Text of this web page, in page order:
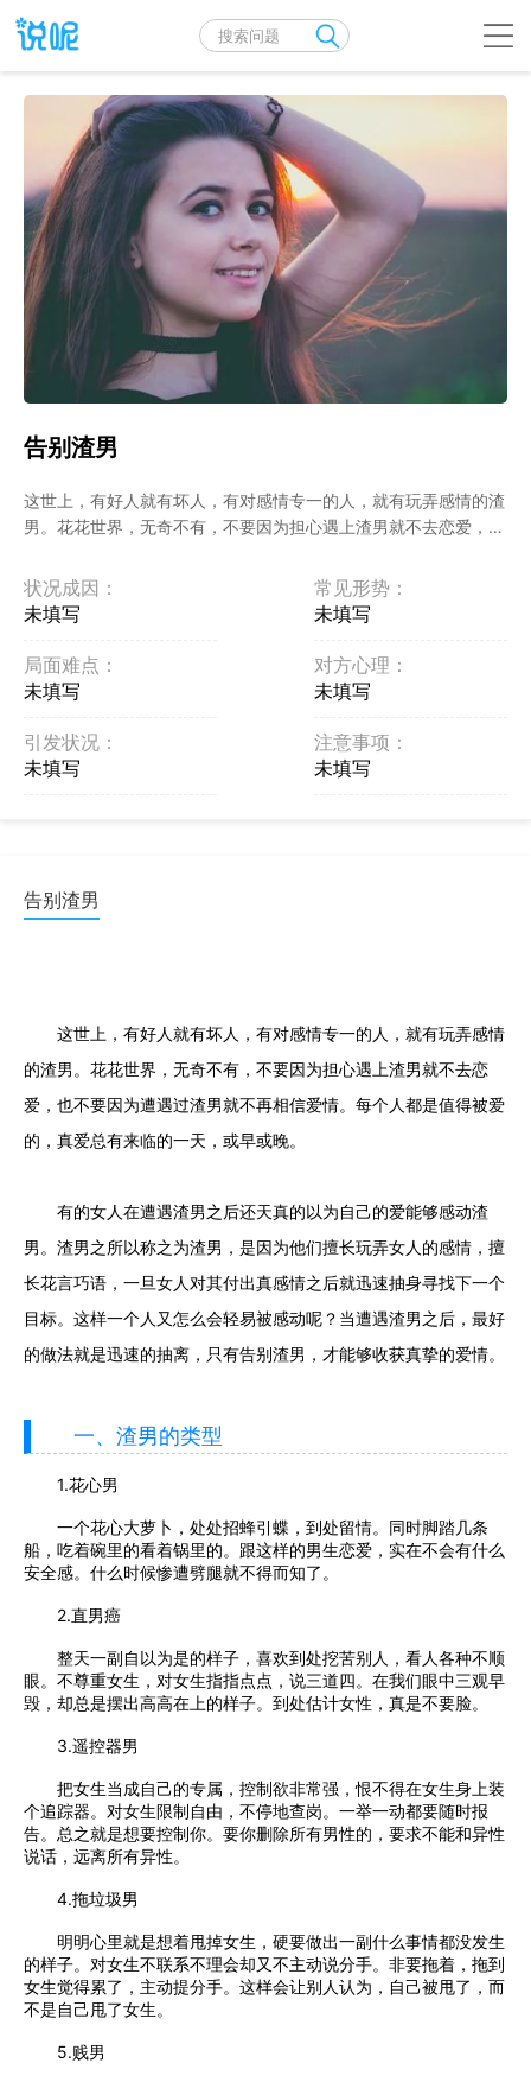
告别渣男
这世上，有好人就有坏人，有对感情专一的人，就有玩弄感情的渣
男。花花世界，无奇不有，不要因为担心遇上渣男就不去恋爱，也
状况成因：
未填写
常见形势：
未填写
局面难点：
未填写
对方心理：
未填写
引发状况：
未填写
注意事项：
未填写
告别渣男
这世上，有好人就有坏人，有对感情专一的人，就有玩弄感情
的渣男。花花世界，无奇不有，不要因为担心遇上渣男就不去恋
爱，也不要因为遭遇过渣男就不再相信爱情。每个人都是值得被爱
的，真爱总有来临的一天，或早或晚。
有的女人在遭遇渣男之后还天真的以为自己的爱能够感动渣
男。渣男之所以称之为渣男，是因为他们擅长玩弄女人的感情，擅
长花言巧语，一旦女人对其付出真感情之后就迅速抽身寻找下一个
目标。这样一个人又怎么会轻易被感动呢？当遭遇渣男之后，最好
的做法就是迅速的抽离，只有告别渣男，才能够收获真挚的爱情。
一、渣男的类型
1.花心男
一个花心大萝卜，处处招蜂引蝶，到处留情。同时脚踏几条
船，吃着碗里的看着锅里的。跟这样的男生恋爱，实在不会有什么
安全感。什么时候惨遭劈腿就不得而知了。
2.直男癌
整天一副自以为是的样子，喜欢到处挖苦别人，看人各种不顺
眼。不尊重女生，对女生指指点点，说三道四。在我们眼中三观早
毁，却总是摆出高高在上的样子。到处估计女性，真是不要脸。
3.遥控器男
把女生当成自己的专属，控制欲非常强，恨不得在女生身上装
个追踪器。对女生限制自由，不停地查岗。一举一动都要随时报
告。总之就是想要控制你。要你删除所有男性的，要求不能和异性
说话，远离所有异性。
4.拖垃圾男
明明心里就是想着甩掉女生，硬要做出一副什么事情都没发生
的样子。对女生不联系不理会却又不主动说分手。非要拖着，拖到
女生觉得累了，主动提分手。这样会让别人认为，自己被甩了，而
不是自己甩了女生。
5.贱男